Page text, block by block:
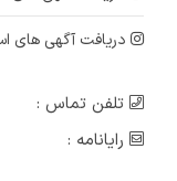
دریافت آگهی های
تلفن تماس :
رایانامه :